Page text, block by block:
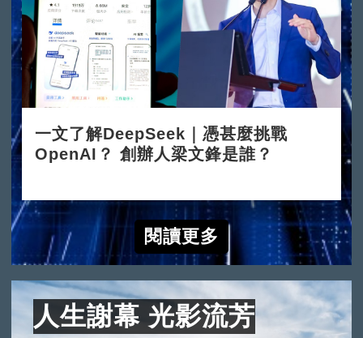
一文了解DeepSeek｜憑甚麼挑戰
OpenAI？ 創辦人梁文鋒是誰？
閱讀更多
人生謝幕 光影流芳